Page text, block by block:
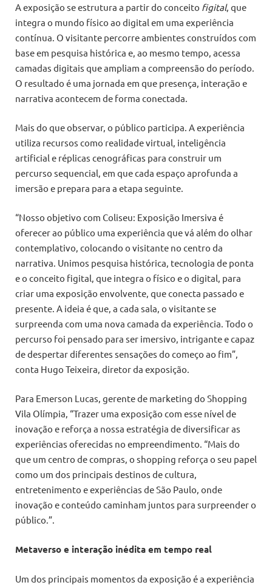
A exposição se estrutura a partir do conceito figital, que
integra o mundo físico ao digital em uma experiência
contínua. O visitante percorre ambientes construídos com
base em pesquisa histórica e, ao mesmo tempo, acessa
camadas digitais que ampliam a compreensão do período.
O resultado é uma jornada em que presença, interação e
narrativa acontecem de forma conectada.
Mais do que observar, o público participa. A experiência
utiliza recursos como realidade virtual, inteligência
artificial e réplicas cenográficas para construir um
percurso sequencial, em que cada espaço aprofunda a
imersão e prepara para a etapa seguinte.
“Nosso objetivo com Coliseu: Exposição Imersiva é
oferecer ao público uma experiência que vá além do olhar
contemplativo, colocando o visitante no centro da
narrativa. Unimos pesquisa histórica, tecnologia de ponta
e o conceito figital, que integra o físico e o digital, para
criar uma exposição envolvente, que conecta passado e
presente. A ideia é que, a cada sala, o visitante se
surpreenda com uma nova camada da experiência. Todo o
percurso foi pensado para ser imersivo, intrigante e capaz
de despertar diferentes sensações do começo ao fim”,
conta Hugo Teixeira, diretor da exposição.
Para Emerson Lucas, gerente de marketing do Shopping
Vila Olímpia, “Trazer uma exposição com esse nível de
inovação e reforça a nossa estratégia de diversificar as
experiências oferecidas no empreendimento. “Mais do
que um centro de compras, o shopping reforça o seu papel
como um dos principais destinos de cultura,
entretenimento e experiências de São Paulo, onde
inovação e conteúdo caminham juntos para surpreender o
público.”.
Metaverso e interação inédita em tempo real
Um dos principais momentos da exposição é a experiência